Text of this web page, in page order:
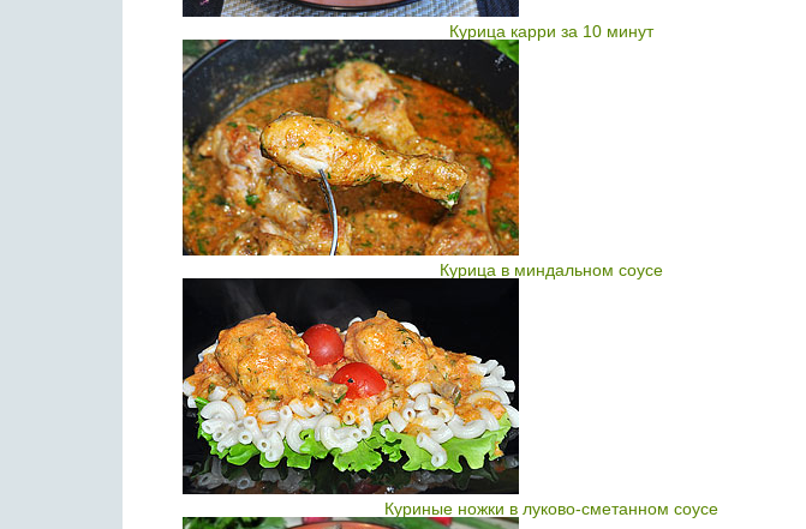
Курица карри за 10 минут
Курица в миндальном соусе
Куриные ножки в луково-сметанном соусе